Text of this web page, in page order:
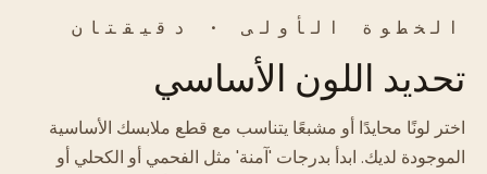
الخطوة الأولى · دقيقتان
تحديد اللون الأساسي
اختر لونًا محايدًا أو مشبعًا يتناسب مع قطع ملابسك الأساسية
الموجودة لديك. ابدأ بدرجات 'آمنة' مثل الفحمي أو الكحلي أو